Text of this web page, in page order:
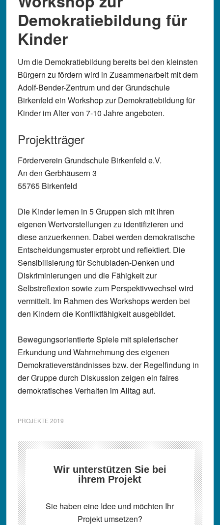
Demokratiebildung für
Kinder
Um die Demokratiebildung bereits bei den kleinsten
Bürgern zu fördern wird in Zusammenarbeit mit dem
Adolf-Bender-Zentrum und der Grundschule
Birkenfeld ein Workshop zur Demokratiebildung für
Kinder im Alter von 7-10 Jahre angeboten.
Projektträger
Förderverein Grundschule Birkenfeld e.V.
An den Gerbhäusern 3
55765 Birkenfeld
Die Kinder lernen in 5 Gruppen sich mit ihren
eigenen Wertvorstellungen zu identifizieren und
diese anzuerkennen. Dabei werden demokratische
Entscheidungsmuster erprobt und reflektiert. Die
Sensibilisierung für Schubladen-Denken und
Diskriminierungen und die Fähigkeit zur
Selbstreflexion sowie zum Perspektivwechsel wird
vermittelt. Im Rahmen des Workshops werden bei
den Kindern die Konfliktfähigkeit ausgebildet.
Bewegungsorientierte Spiele mit spielerischer
Erkundung und Wahrnehmung des eigenen
Demokratieverständnisses bzw. der Regelfindung in
der Gruppe durch Diskussion zeigen ein faires
demokratisches Verhalten im Alltag auf.
PROJEKTE 2019
Wir unterstützen Sie bei
ihrem Projekt
Sie haben eine Idee und möchten Ihr
Projekt umsetzen?